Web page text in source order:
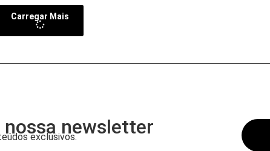
Carregar Mais
nossa newsletter
exclusivos.